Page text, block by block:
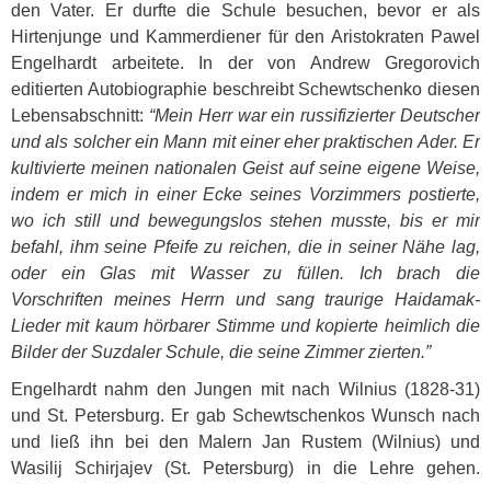
den Vater. Er durfte die Schule besuchen, bevor er als
Hirtenjunge und Kammerdiener für den Aristokraten Pawel
Engelhardt arbeitete. In der von Andrew Gregorovich
editierten Autobiographie beschreibt Schewtschenko diesen
Lebensabschnitt: “Mein Herr war ein russifizierter Deutscher
und als solcher ein Mann mit einer eher praktischen Ader. Er
kultivierte meinen nationalen Geist auf seine eigene Weise,
indem er mich in einer Ecke seines Vorzimmers postierte,
wo ich still und bewegungslos stehen musste, bis er mir
befahl, ihm seine Pfeife zu reichen, die in seiner Nähe lag,
oder ein Glas mit Wasser zu füllen. Ich brach die
Vorschriften meines Herrn und sang traurige Haidamak-
Lieder mit kaum hörbarer Stimme und kopierte heimlich die
Bilder der Suzdaler Schule, die seine Zimmer zierten.”
Engelhardt nahm den Jungen mit nach Wilnius (1828-31)
und St. Petersburg. Er gab Schewtschenkos Wunsch nach
und ließ ihn bei den Malern Jan Rustem (Wilnius) und
Wasilij Schirjajev (St. Petersburg) in die Lehre gehen.